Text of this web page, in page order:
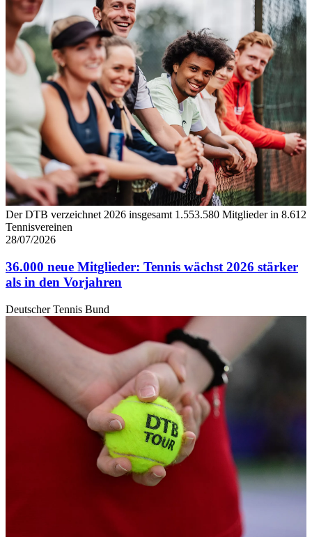
Wir verwenden Cookies, um Inhalte und Anzeigen zu
personalisieren, Funktionen für soziale Medien anbieten
zu können und die Zugriffe auf unsere Website zu
analysieren. Außerdem geben wir Informationen zu Ihrer
Verwendung unserer Website an unsere Partner für
soziale Medien, Werbung und Analysen weiter. Unsere
Partner führen diese Informationen möglicherweise mit
weiteren Daten zusammen, die Sie ihnen bereitgestellt
haben oder die sie im Rahmen Ihrer Nutzung der Dienste
gesammelt haben. DieCookie-Einstellungenkönnen
jederzeit über den Link im Footer aufgerufen und
angepasst werden.
Der DTB verzeichnet 2026 insgesamt 1.553.580 Mitglieder in 8.612
Tennisvereinen
28/07/2026
36.000 neue Mitglieder: Tennis wächst 2026 stärker
als in den Vorjahren
Deutscher Tennis Bund